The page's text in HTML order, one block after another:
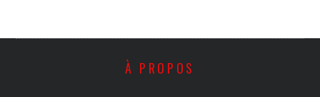
À PROPOS